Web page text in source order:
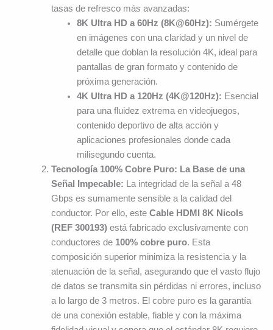
tasas de refresco más avanzadas:
8K Ultra HD a 60Hz (8K@60Hz): Sumérgete
en imágenes con una claridad y un nivel de
detalle que doblan la resolución 4K, ideal para
pantallas de gran formato y contenido de
próxima generación.
4K Ultra HD a 120Hz (4K@120Hz): Esencial
para una fluidez extrema en videojuegos,
contenido deportivo de alta acción y
aplicaciones profesionales donde cada
milisegundo cuenta.
Tecnología 100% Cobre Puro: La Base de una
Señal Impecable: La integridad de la señal a 48
Gbps es sumamente sensible a la calidad del
conductor. Por ello, este Cable HDMI 8K Nicols
(REF 300193)está fabricado exclusivamente con
conductores de 100% cobre puro. Esta
composición superior minimiza la resistencia y la
atenuación de la señal, asegurando que el vasto flujo
de datos se transmita sin pérdidas ni errores, incluso
a lo largo de 3 metros. El cobre puro es la garantía
de una conexión estable, fiable y con la máxima